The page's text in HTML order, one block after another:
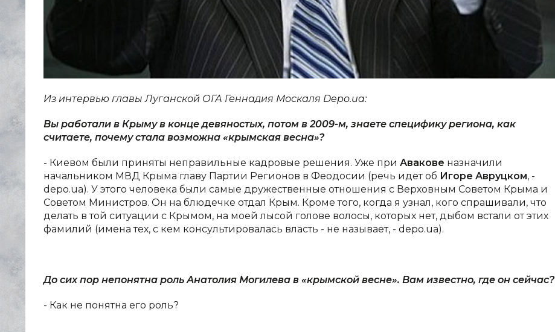
Из интервью главы Луганской ОГА Геннадия Москаля Depo.ua:
Вы работали в Крыму в конце девяностых, потом в 2009-м, знаете специфику региона, как
считаете, почему стала возможна «крымская весна»?
- Киевом были приняты неправильные кадровые решения. Уже при Авакове назначили
начальником МВД Крыма главу Партии Регионов в Феодосии (речь идет об Игоре Авруцком, -
depo.ua). У этого человека были самые дружественные отношения с Верховным Советом Крыма и
Советом Министров. Он на блюдечке отдал Крым. Кроме того, когда я узнал, кого спрашивали, что
делать в той ситуации с Крымом, на моей лысой голове волосы, которых нет, дыбом встали от этих
фамилий (имена тех, с кем консультировалась власть - не называет, - depo.ua).
До сих пор непонятна роль Анатолия Могилева в «крымской весне». Вам известно, где он сейчас?
- Как не понятна его роль?